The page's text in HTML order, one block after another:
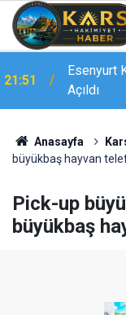
21:19
Mahsur
Anasayfa
büyükbaş hayvan
Pick-up
büyükbaş